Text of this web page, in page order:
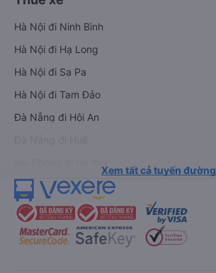
Hà Nội đi Ninh Bình
Hà Nội đi Hạ Long
Hà Nội đi Sa Pa
Hà Nội đi Tam Đảo
Đà Nẵng đi Hội An
Xem tất cả tuyến đường